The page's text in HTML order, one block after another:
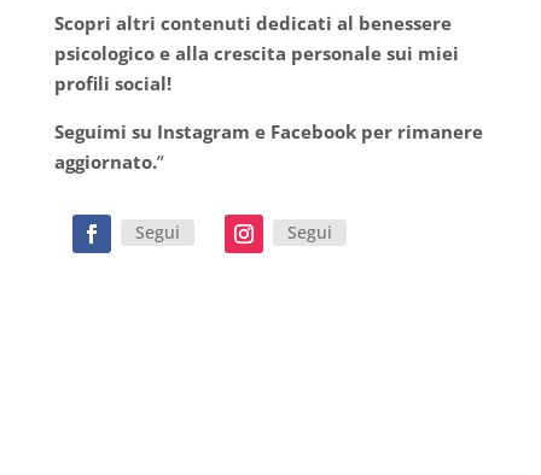
Scopri altri contenuti dedicati al benessere
psicologico e alla crescita personale sui miei
profili social!
Seguimi su Instagram e Facebook per rimanere
aggiornato.”
Segui Segui